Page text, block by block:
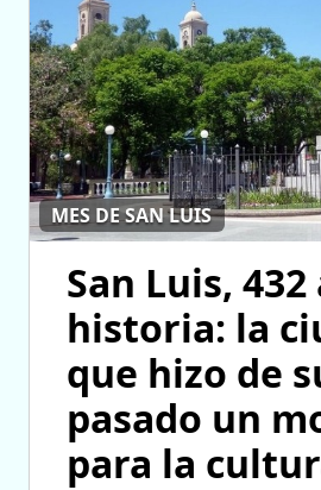
MES DE SAN LUIS
San Luis,
historia: la
que hizo de
pasado un
para la